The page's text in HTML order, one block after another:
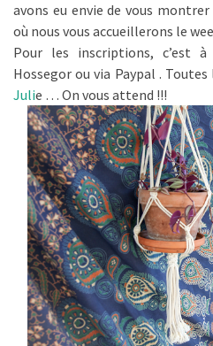
avons eu envie de vous
où nous vous accueillerons le
Pour les inscriptions, c’est
Hossegor ou via Paypal .
Julie … On vous attend !!!